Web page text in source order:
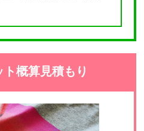
概算見積もり